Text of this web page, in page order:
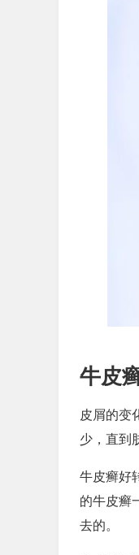
牛皮
皮屑的变
少，直到
牛皮癣好
的牛皮癣
去的。